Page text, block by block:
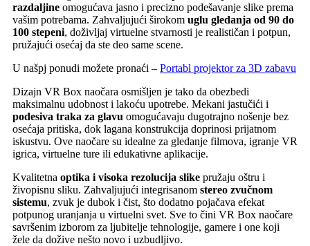
razdaljine omogućava jasno i precizno podešavanje slike prema
vašim potrebama. Zahvaljujući širokom uglu gledanja od 90 do
100 stepeni, doživljaj virtuelne stvarnosti je realističan i potpun,
pružajući osećaj da ste deo same scene.
U našpj ponudi možete pronaći – Portabl projektor za 3D zabavu
Dizajn VR Box naočara osmišljen je tako da obezbedi
maksimalnu udobnost i lakoću upotrebe. Mekani jastučići i
podesiva traka za glavu omogućavaju dugotrajno nošenje bez
osećaja pritiska, dok lagana konstrukcija doprinosi prijatnom
iskustvu. Ove naočare su idealne za gledanje filmova, igranje VR
igrica, virtuelne ture ili edukativne aplikacije.
Kvalitetna optika i visoka rezolucija slike pružaju oštru i
živopisnu sliku. Zahvaljujući integrisanom stereo zvučnom
sistemu, zvuk je dubok i čist, što dodatno pojačava efekat
potpunog uranjanja u virtuelni svet. Sve to čini VR Box naočare
savršenim izborom za ljubitelje tehnologije, gamere i one koji
žele da dožive nešto novo i uzbudljivo.